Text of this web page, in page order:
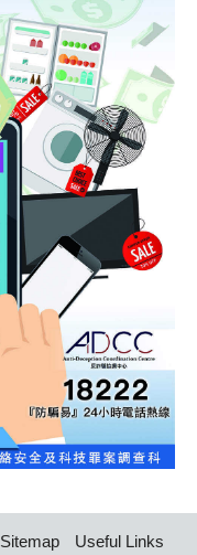
Sitemap Useful Links